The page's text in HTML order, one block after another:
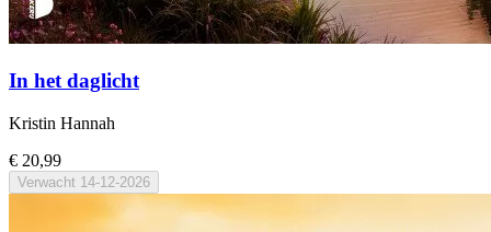
In het daglicht
Kristin Hannah
€ 20,99
Verwacht 14-12-2026